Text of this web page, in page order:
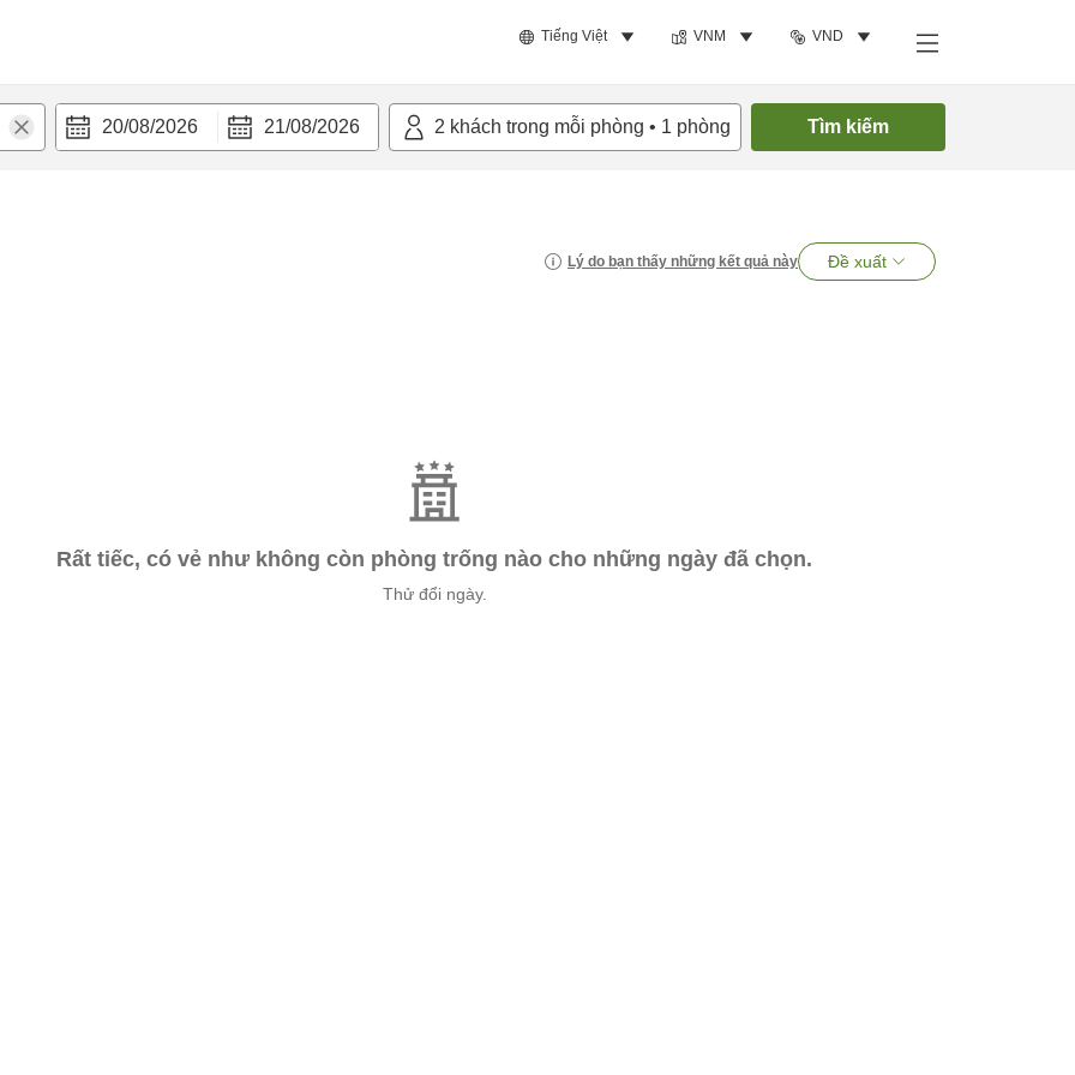
Tiếng Việt VNM VND
20/08/2026 21/08/2026 2 khách trong mỗi phòng • 1 phòng Tìm kiếm
Lý do bạn thấy những kết quả này Đề xuất
Rất tiếc, có vẻ như không còn phòng trống nào cho những ngày đã chọn.
Thử đổi ngày.